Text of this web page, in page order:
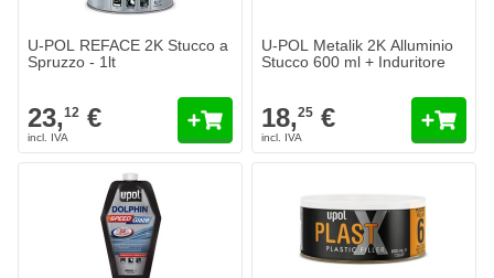
U-POL REFACE 2K Stucco a
Spruzzo - 1lt
23,12 €
U-POL Metalik 2K Alluminio
Stucco 600 ml + Induritore
18,25 €